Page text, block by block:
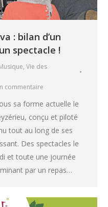
: bilan d’un
spectacle !
, Vie des
commentaire
sa forme actuelle le
conçu et piloté
tout au long de ses
Des spectacles le
et toute une journée
par un repas…